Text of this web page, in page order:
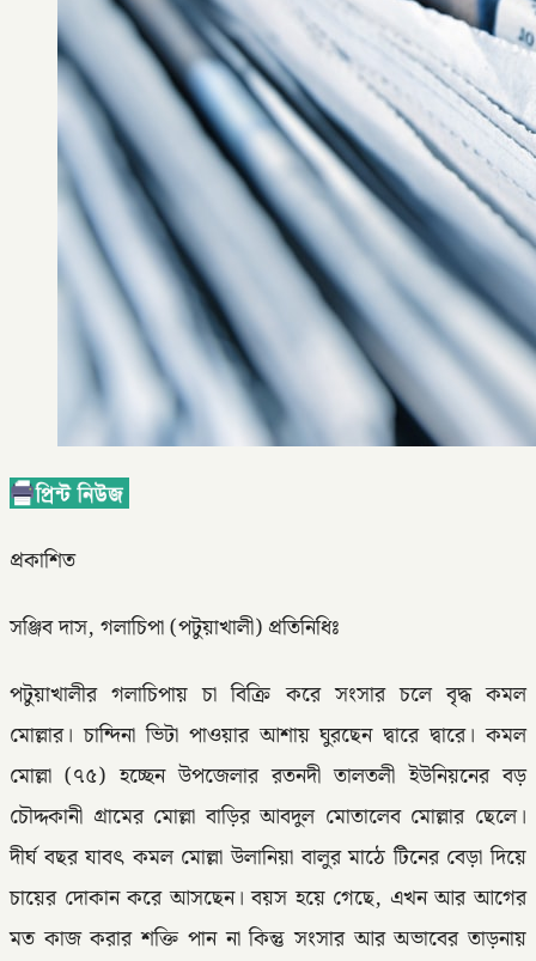
প্রকাশিত
সঞ্জিব দাস, গলাচিপা (পটুয়াখালী) প্রতিনিধিঃ
পটুয়াখালীর গলাচিপায় চা বিক্রি করে সংসার চলে বৃদ্ধ কমল
মোল্লার। চান্দিনা ভিটা পাওয়ার আশায় ঘুরছেন দ্বারে দ্বারে। কমল
মোল্লা (৭৫) হচ্ছেন উপজেলার রতনদী তালতলী ইউনিয়নের বড়
চৌদ্দকানী গ্রামের মোল্লা বাড়ির আবদুল মোতালেব মোল্লার ছেলে।
দীর্ঘ বছর যাবৎ কমল মোল্লা উলানিয়া বালুর মাঠে টিনের বেড়া দিয়ে
চায়ের দোকান করে আসছেন। বয়স হয়ে গেছে, এখন আর আগের
মত কাজ করার শক্তি পান না কিন্তু সংসার আর অভাবের তাড়নায়